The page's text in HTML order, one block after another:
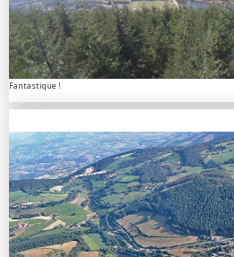
Fantastique !